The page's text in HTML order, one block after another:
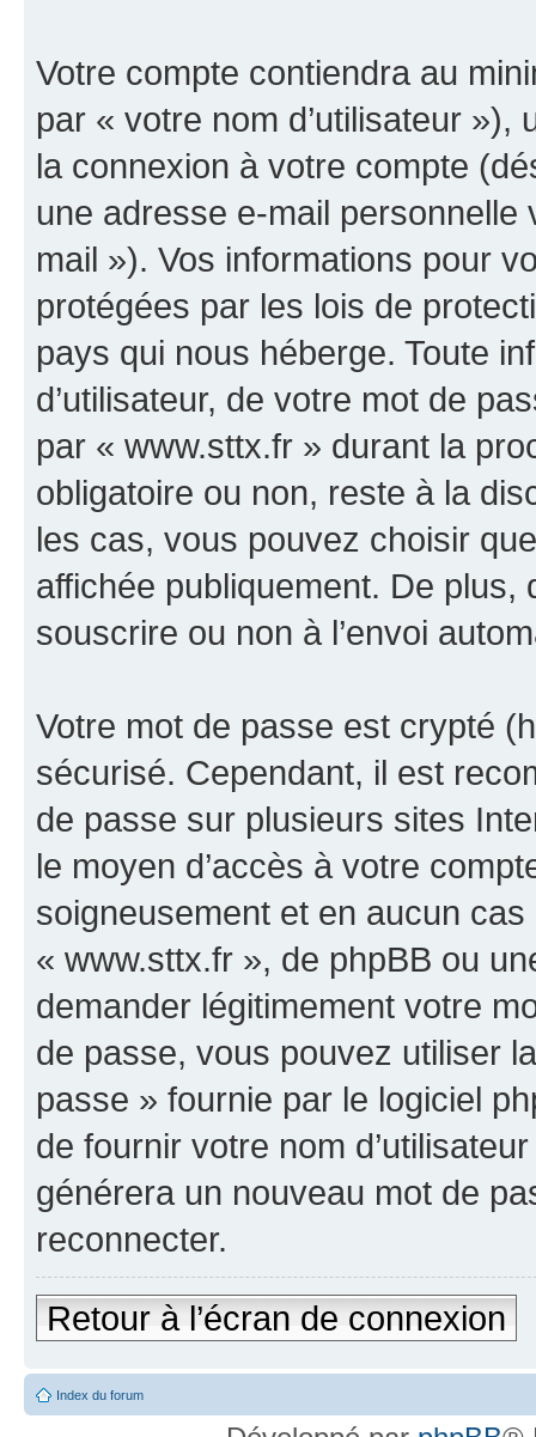
Votre compte contiendra au
par « votre nom d’utilisateur
la connexion à votre compte
une adresse e-mail
mail »). Vos informations pour
protégées par les lois de
pays qui nous héberge. Toute
d’utilisateur, de votre mot de
par « www.sttx.fr » durant la
obligatoire ou non, reste à la
les cas, vous pouvez choisir
affichée publiquement. De
souscrire ou non à l’envoi
Votre mot de passe est crypté
sécurisé. Cependant, il est
de passe sur plusieurs sites
le moyen d’accès à votre
soigneusement et en aucun
« www.sttx.fr », de phpBB ou
demander légitimement votre
de passe, vous pouvez utiliser
passe » fournie par le logiciel
de fournir votre nom
générera un nouveau mot de
reconnecter.
Retour à l’écran de connexion
Index du forum